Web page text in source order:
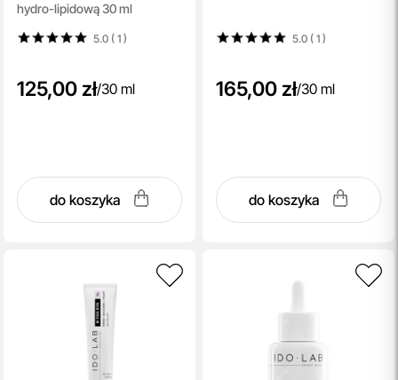
hydro-lipidową 30 ml
5.0 ( 1)
125,00 zł/30 ml
do koszyka
5.0 ( 1)
165,00 zł/30 ml
do koszyka